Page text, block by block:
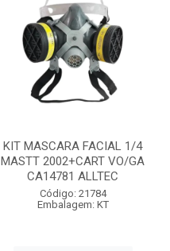
KIT MASCARA FACIAL 1/4
MASTT 2002+CART VO/GA
CA14781 ALLTEC
Código: 21784
Embalagem: KT